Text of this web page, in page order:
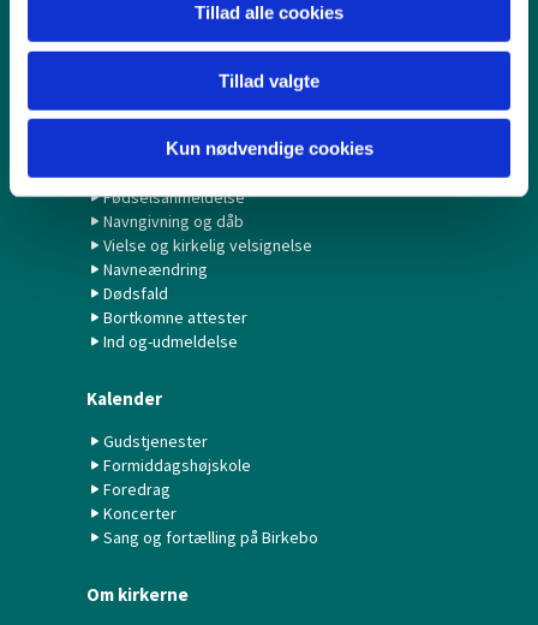
Tillad alle cookies
Tillad valgte
Kun nødvendige cookies
Babysalmesang
Konfirmation/Konfirmander
Hvad gør jeg ved...?
Fødselsanmeldelse
Navngivning og dåb
Vielse og kirkelig velsignelse
Navneændring
Dødsfald
Bortkomne attester
Ind og-udmeldelse
Kalender
Gudstjenester
Formiddagshøjskole
Foredrag
Koncerter
Sang og fortælling på Birkebo
Om kirkerne